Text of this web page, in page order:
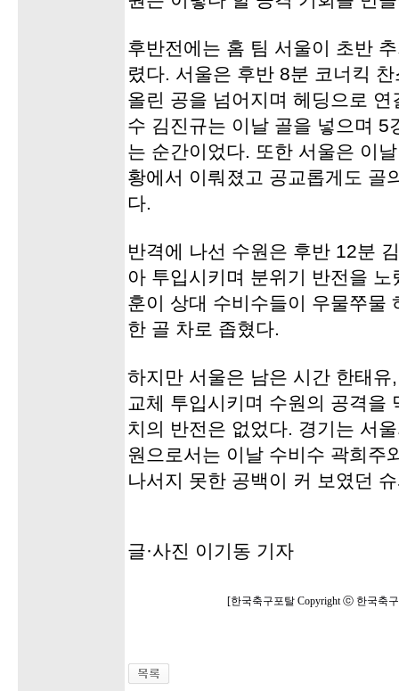
후반전에는 홈 팀 서울이 초반
렸다. 서울은 후반 8분 코너킥
올린 공을 넘어지며 헤딩으로
수 김진규는 이날 골을 넣으며 5
는 순간이었다. 또한 서울은 이
황에서 이뤄졌고 공교롭게도 골
다.
반격에 나선 수원은 후반 12분
아 투입시키며 분위기 반전을
훈이 상대 수비수들이 우물쭈물
한 골 차로 좁혔다.
하지만 서울은 남은 시간 한태
교체 투입시키며 수원의 공격을
치의 반전은 없었다. 경기는 서
원으로서는 이날 수비수 곽희주
나서지 못한 공백이 커 보였던
글·사진 이기동 기자
[한국축구포탈 Copyright ⓒ 한국축